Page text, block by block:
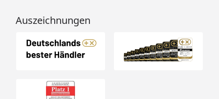
Auszeichnungen